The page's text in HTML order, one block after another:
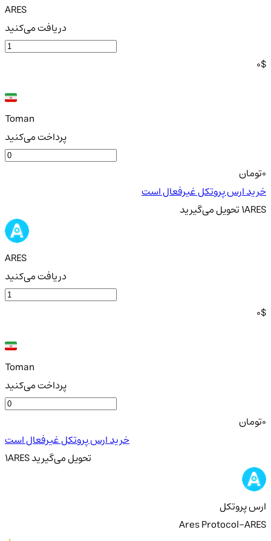
ARES
دریافت می‌کنید
0$
Toman
پرداخت می‌کنید
تومان
خرید ارس پروتکل غیرفعال است
1ARESتحویلمی‌گیرید
ARES
دریافت می‌کنید
0$
Toman
پرداخت می‌کنید
تومان
خرید ارس پروتکل غیرفعال است
1ARES تحویلمی‌گیرید
ارس پروتکل
Ares Protocol-ARES